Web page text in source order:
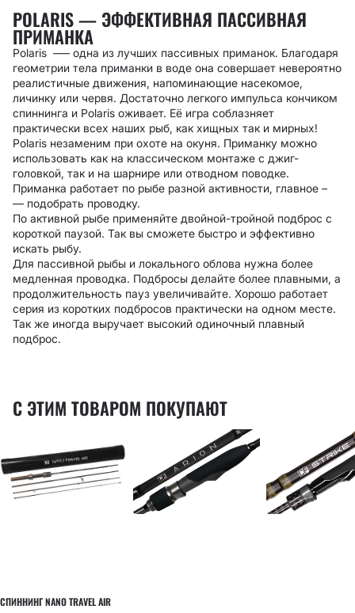
POLARIS — ЭФФЕКТИВНАЯ ПАССИВНАЯ
ПРИМАНКА
Polaris –— одна из лучших пассивных приманок. Благодаря
геометрии тела приманки в воде она совершает невероятно
реалистичные движения, напоминающие насекомое,
личинку или червя. Достаточно легкого импульса кончиком
спиннинга и Polaris оживает. Её игра соблазняет
практически всех наших рыб, как хищных так и мирных!
Polaris незаменим при охоте на окуня. Приманку можно
использовать как на классическом монтаже с джиг-
головкой, так и на шарнире или отводном поводке.
Приманка работает по рыбе разной активности, главное –
— подобрать проводку.
По активной рыбе применяйте двойной-тройной подброс с
короткой паузой. Так вы сможете быстро и эффективно
искать рыбу.
Для пассивной рыбы и локального облова нужна более
медленная проводка. Подбросы делайте более плавными, а
продолжительность пауз увеличивайте. Хорошо работает
серия из коротких подбросов практически на одном месте.
Так же иногда выручает высокий одиночный плавный
подброс.
С ЭТИМ ТОВАРОМ ПОКУПАЮТ
СПИННИНГ NANO TRAVEL AIR